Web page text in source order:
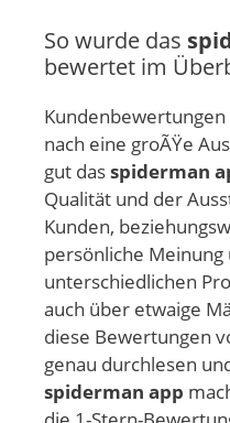
So wurde das
bewertet im
nach eine groÃŸe
gut dasspiderman
Qualität und der
Kunden,
persönliche
unterschiedlichen
auch über etwaige
diese Bewertungen
genau durchlesen
spiderman app